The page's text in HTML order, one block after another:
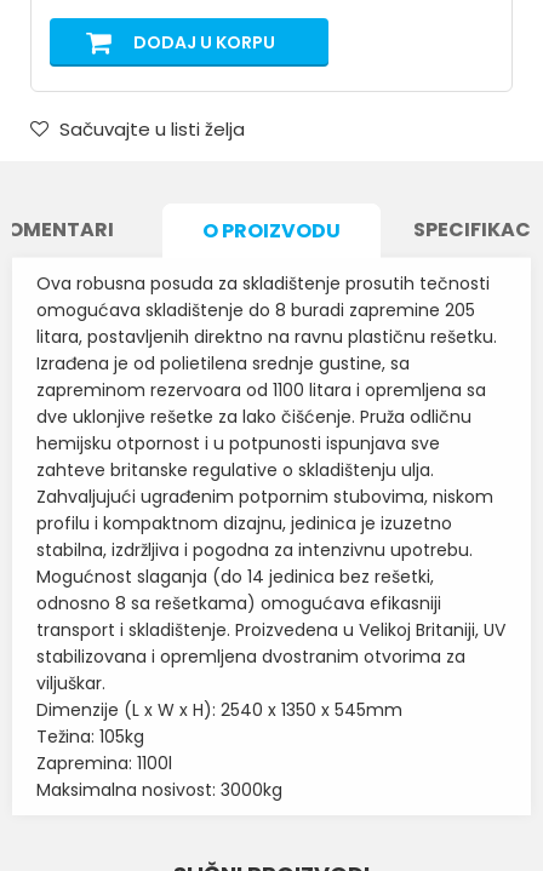
DODAJ U KORPU
Sačuvajte u listi želja
O PROIZVODU
Ova robusna posuda za skladištenje prosutih tečnosti
omogućava skladištenje do 8 buradi zapremine 205
litara, postavljenih direktno na ravnu plastičnu rešetku.
Izrađena je od polietilena srednje gustine, sa
zapreminom rezervoara od 1100 litara i opremljena sa
dve uklonjive rešetke za lako čišćenje. Pruža odličnu
hemijsku otpornost i u potpunosti ispunjava sve
zahteve britanske regulative o skladištenju ulja.
Zahvaljujući ugrađenim potpornim stubovima, niskom
profilu i kompaktnom dizajnu, jedinica je izuzetno
stabilna, izdržljiva i pogodna za intenzivnu upotrebu.
Mogućnost slaganja (do 14 jedinica bez rešetki,
odnosno 8 sa rešetkama) omogućava efikasniji
transport i skladištenje. Proizvedena u Velikoj Britaniji, UV
stabilizovana i opremljena dvostranim otvorima za
viljuškar.
Dimenzije (L x W x H): 2540 x 1350 x 545mm
Težina: 105kg
Zapremina: 1100l
Maksimalna nosivost: 3000kg